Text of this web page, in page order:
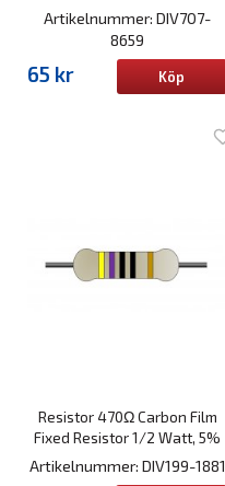
Artikelnummer: DIV707-
8659
65 kr Köp
Resistor 470Ω Carbon Film
Fixed Resistor 1/2 Watt, 5%
Artikelnummer: DIV199-1881